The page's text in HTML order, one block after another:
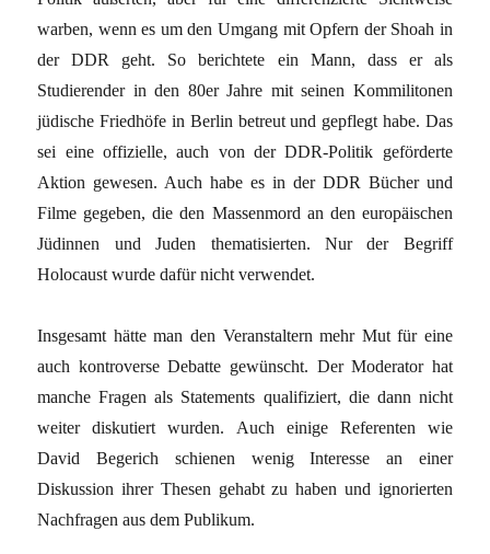
warben, wenn es um den Umgang mit Opfern der Shoah in
der DDR geht. So berichtete ein Mann, dass er als
Studierender in den 80er Jahre mit seinen Kommilitonen
jüdische Friedhöfe in Berlin betreut und gepflegt habe. Das
sei eine offizielle, auch von der DDR-Politik geförderte
Aktion gewesen. Auch habe es in der DDR Bücher und
Filme gegeben, die den Massenmord an den europäischen
Jüdinnen und Juden thematisierten. Nur der Begriff
Holocaust wurde dafür nicht verwendet.
Insgesamt hätte man den Veranstaltern mehr Mut für eine
auch kontroverse Debatte gewünscht. Der Moderator hat
manche Fragen als Statements qualifiziert, die dann nicht
weiter diskutiert wurden. Auch einige Referenten wie
David Begerich schienen wenig Interesse an einer
Diskussion ihrer Thesen gehabt zu haben und ignorierten
Nachfragen aus dem Publikum.